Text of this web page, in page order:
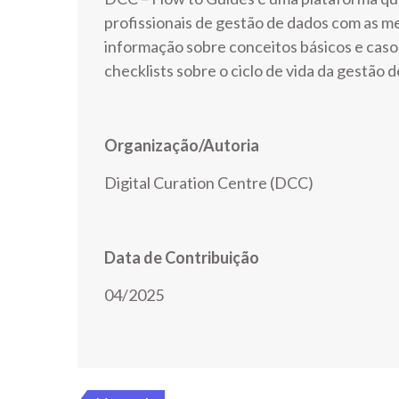
profissionais de gestão de dados com as
informação sobre conceitos básicos e
checklists sobre o ciclo de vida da gestão
Organização/Autoria
Digital Curation Centre (DCC)
Data de Contribuição
04/2025